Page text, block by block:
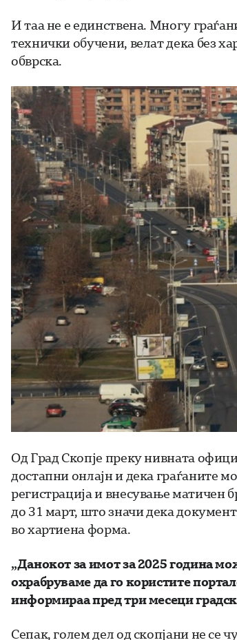
И таа не е единствена. Многу
технички обучени, велат дека без
обврска.
Од Град Скопје преку нивната
достапни онлајн и дека граѓаните
регистрација и внесување матичен
до 31 март, што значи дека
во хартиена форма.
„Данокот за имот за 2025 година
охрабруваме да го користите
информираа пред три месеци
Сепак, голем дел од скопјани не се